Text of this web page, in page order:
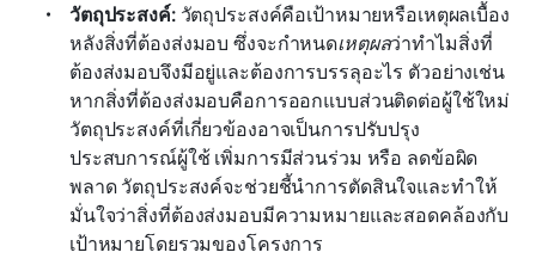
วัตถุประสงค์: วัตถุประสงค์คือเป้าหมายหรือเหตุผลเบื้อง
หลังสิ่งที่ต้องส่งมอบ ซึ่งจะกำหนดเหตุผลว่าทำไมสิ่งที่
ต้องส่งมอบจึงมีอยู่และต้องการบรรลุอะไร ตัวอย่างเช่น
หากสิ่งที่ต้องส่งมอบคือการออกแบบส่วนติดต่อผู้ใช้ใหม่
วัตถุประสงค์ที่เกี่ยวข้องอาจเป็นการปรับปรุง
ประสบการณ์ผู้ใช้ เพิ่มการมีส่วนร่วม หรือ ลดข้อผิด
พลาด วัตถุประสงค์จะช่วยชี้นำการตัดสินใจและทำให้
มั่นใจว่าสิ่งที่ต้องส่งมอบมีความหมายและสอดคล้องกับ
เป้าหมายโดยรวมของโครงการ